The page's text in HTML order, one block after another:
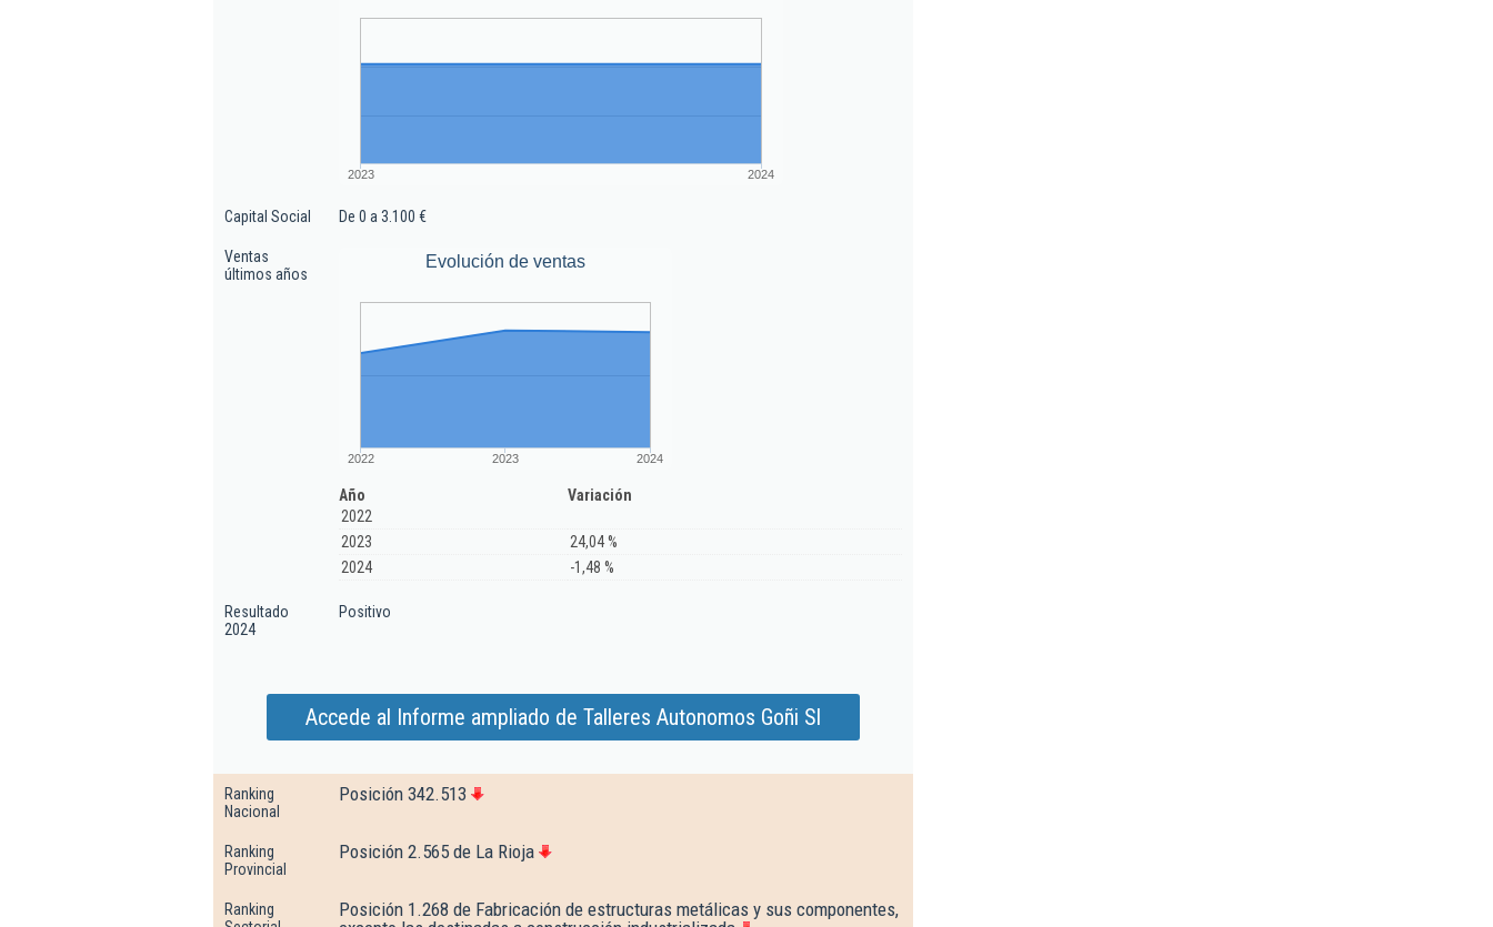
2023 2024
Capital Social De 0 a 3.100 €
Ventas
últimos años
Evolución de ventas
2022 2023 2024
Año
Variación
2022
2023
24,04 %
2024
-1,48 %
Resultado
2024
Positivo
Accede al Informe ampliado de Talleres Autonomos Goñi Sl
Ranking
Nacional
Posición 342.513
Ranking
Provincial
Posición 2.565 de La Rioja
Ranking
Posición 1.268 de Fabricación de estructuras metálicas y sus componentes,